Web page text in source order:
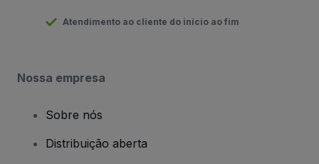
Atendimento ao cliente do início ao fim
Nossa empresa
Sobre nós
Distribuição aberta